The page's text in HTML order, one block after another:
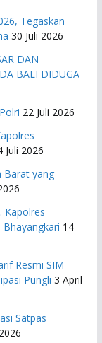
Tegaskan
30 Juli 2026
DAN
BALI DIDUGA
22 Juli 2026
Juli 2026
Barat yang
Kapolres
14
Resmi SIM
Pungli 3 April
Satpas